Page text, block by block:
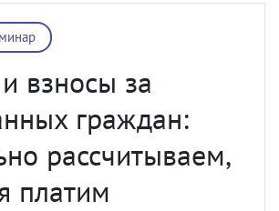
взносы за
граждан:
рассчитываем,
платим